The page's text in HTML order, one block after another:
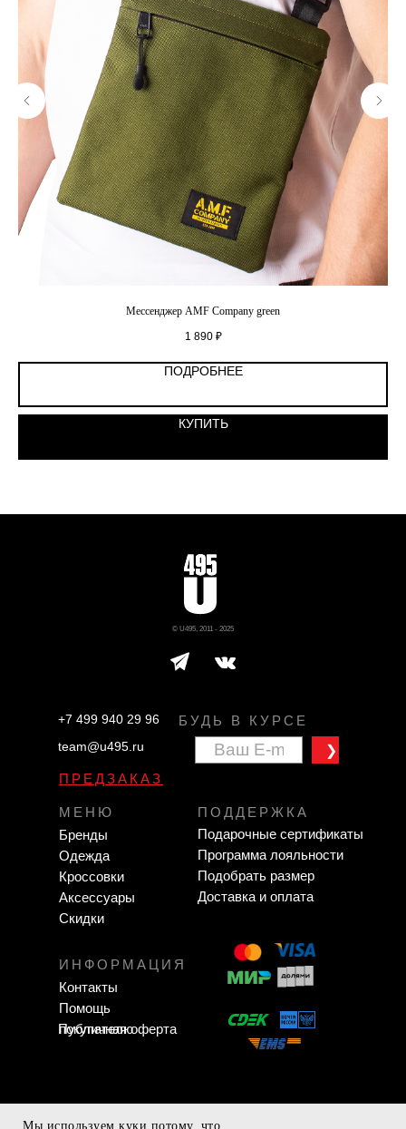
Мессенджер AMF Company green
1 890 ₽
ПОДРОБНЕЕ
КУПИТЬ
❯
© U495, 2011 - 2025
ПОДДЕРЖКА
ИНФОРМАЦИЯ
МЕНЮ
Контакты
Помощь
покупателю
Подарочные сертификаты
Программа лояльности
Подобрать размер
Доставка и оплата
Бренды
Одежда
Кроссовки
Аксессуары
Скидки
Публичная оферта
team@u495.ru
+7 499 940 29 96 БУДЬ В КУРСЕ
ПРЕДЗАКАЗ
Мы используем куки потому, что